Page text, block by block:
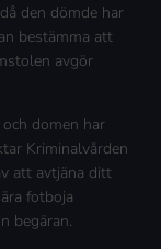
den dömde har
bestämma att
avgör
domen har
Kriminalvården
att avtjäna ditt
fotboja
begäran.